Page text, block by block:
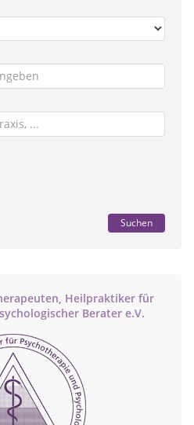
Suchen
Heilpraktiker für
Berater e.V.